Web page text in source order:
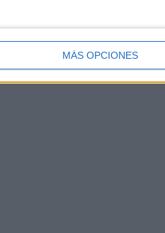
MÁS OPCIONES